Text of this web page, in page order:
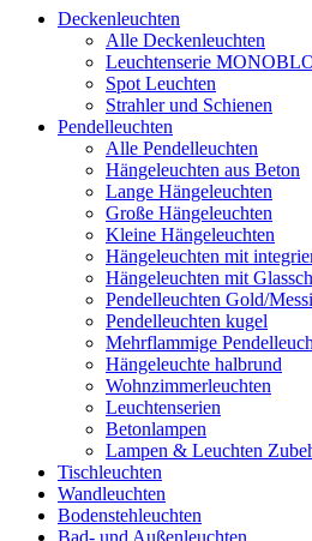
Deckenleuchten
Alle Deckenleuchten
Leuchtenserie
Spot Leuchten
Strahler und Schienen
Pendelleuchten
Alle Pendelleuchten
Hängeleuchten aus Beton
Lange Hängeleuchten
Große Hängeleuchten
Kleine Hängeleuchten
Hängeleuchten mit
Hängeleuchten mit
Pendelleuchten Gold/
Pendelleuchten kugel
Mehrflammige
Hängeleuchte halbrund
Wohnzimmerleuchten
Leuchtenserien
Betonlampen
Lampen & Leuchten
Tischleuchten
Wandleuchten
Bodenstehleuchten
Bad- und Außenleuchten